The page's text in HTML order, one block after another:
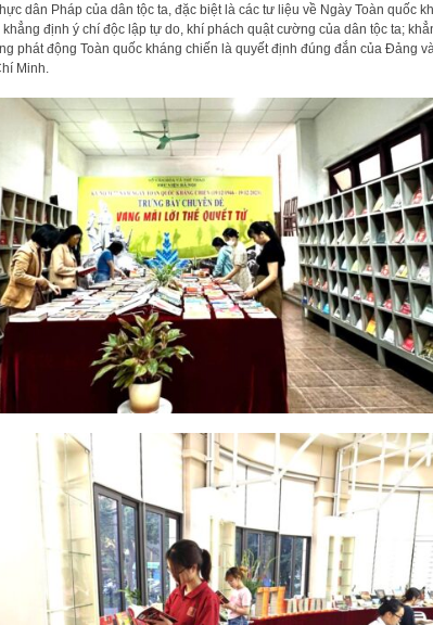
dân Pháp của dân tộc ta, đặc biệt là các tư liệu về Ngày Toàn quốc
định ý chí độc lập tự do, khí phách quật cường của dân tộc ta;
phát động Toàn quốc kháng chiến là quyết định đúng đắn của Đảng
Minh.